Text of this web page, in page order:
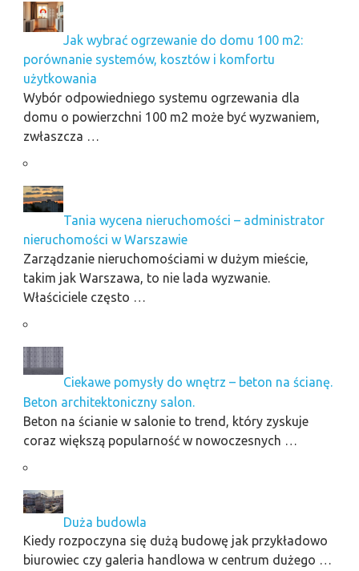
Jak wybrać ogrzewanie do domu 100 m2:
porównanie systemów, kosztów i komfortu
użytkowania
Wybór odpowiedniego systemu ogrzewania dla
domu o powierzchni 100 m2 może być wyzwaniem,
zwłaszcza …
Tania wycena nieruchomości – administrator
nieruchomości w Warszawie
Zarządzanie nieruchomościami w dużym mieście,
takim jak Warszawa, to nie lada wyzwanie.
Właściciele często …
Ciekawe pomysły do wnętrz – beton na ścianę.
Beton architektoniczny salon.
Beton na ścianie w salonie to trend, który zyskuje
coraz większą popularność w nowoczesnych …
Duża budowla
Kiedy rozpoczyna się dużą budowę jak przykładowo
biurowiec czy galeria handlowa w centrum dużego …